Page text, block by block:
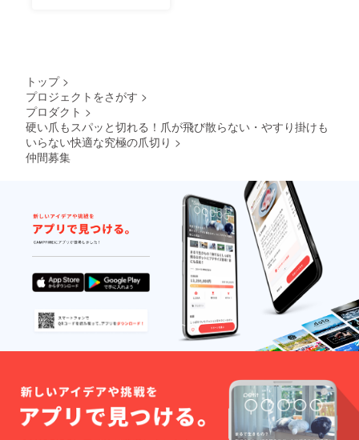
トップ >
プロジェクトをさがす >
プロダクト >
硬い爪もスパッと切れる！爪が飛び散らない・やすり掛けも
いらない快適な究極の爪切り >
仲間募集